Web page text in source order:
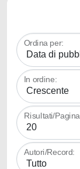
Ordina per:
In ordine:
Risultati/Pagina
Autori/Record: